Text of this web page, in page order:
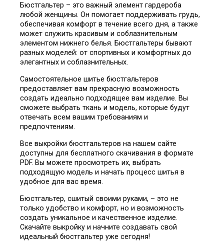
Бюстгальтер – это важный элемент гардероба
любой женщины. Он помогает поддерживать грудь,
обеспечивая комфорт в течение всего дня, а также
может служить красивым и соблазнительным
элементом нижнего белья. Бюстгальтеры бывают
разных моделей: от спортивных и комфортных до
элегантных и соблазнительных.
Самостоятельное шитье бюстгальтеров
предоставляет вам прекрасную возможность
создать идеально подходящее вам изделие. Вы
сможете выбрать ткань и модель, которые будут
отвечать всем вашим требованиям и
предпочтениям.
Все выкройки бюстгальтеров на нашем сайте
доступны для бесплатного скачивания в формате
PDF. Вы можете просмотреть их, выбрать
подходящую модель и начать процесс шитья в
удобное для вас время.
Бюстгальтер, сшитый своими руками, – это не
только удобство и комфорт, но и возможность
создать уникальное и качественное изделие.
Скачайте выкройку и начните создавать свой
идеальный бюстгальтер уже сегодня!